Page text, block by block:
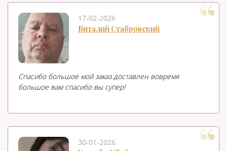
17-02-2026
Виталий Стабровский
Спасибо большое мой заказ доставлен вовремя
большое вам спасибо вы супер!
30-01-2026